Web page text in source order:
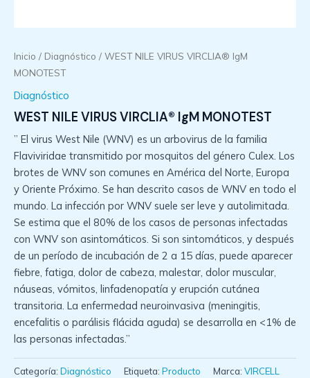
Inicio / Diagnóstico / WEST NILE VIRUS VIRCLIA® IgM
MONOTEST
Diagnóstico
WEST NILE VIRUS VIRCLIA® IgM MONOTEST
” El virus West Nile (WNV) es un arbovirus de la familia
Flaviviridae transmitido por mosquitos del género Culex. Los
brotes de WNV son comunes en América del Norte, Europa
y Oriente Próximo. Se han descrito casos de WNV en todo el
mundo. La infección por WNV suele ser leve y autolimitada.
Se estima que el 80% de los casos de personas infectadas
con WNV son asintomáticos. Si son sintomáticos, y después
de un período de incubación de 2 a 15 días, puede aparecer
fiebre, fatiga, dolor de cabeza, malestar, dolor muscular,
náuseas, vómitos, linfadenopatía y erupción cutánea
transitoria. La enfermedad neuroinvasiva (meningitis,
encefalitis o parálisis flácida aguda) se desarrolla en <1% de
las personas infectadas.”
Categoría: Diagnóstico Etiqueta: Producto Marca: VIRCELL